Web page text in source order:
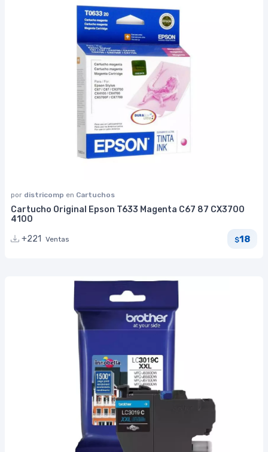
por districomp en Cartuchos
Cartucho Original Epson T633 Magenta C67 87 CX3700
4100
+221
Ventas $18